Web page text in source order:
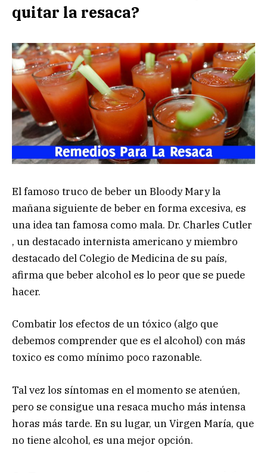
quitar la resaca?
El famoso truco de beber un Bloody Mary la
mañana siguiente de beber en forma excesiva, es
una idea tan famosa como mala. Dr. Charles Cutler
, un destacado internista americano y miembro
destacado del Colegio de Medicina de su país,
afirma que beber alcohol es lo peor que se puede
hacer.
Combatir los efectos de un tóxico (algo que
debemos comprender que es el alcohol) con más
toxico es como mínimo poco razonable.
Tal vez los síntomas en el momento se atenúen,
pero se consigue una resaca mucho más intensa
horas más tarde. En su lugar, un Virgen María, que
no tiene alcohol, es una mejor opción.